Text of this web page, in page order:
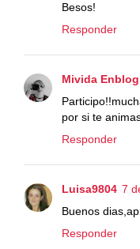
Besos!
Responder
Mivida Enblog
por si te
Responder
Luisa9804 7
Buenos
Responder